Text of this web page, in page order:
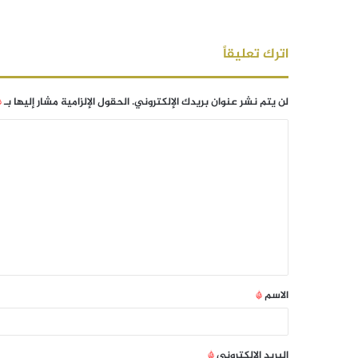
اترك تعليقاً
لن يتم نشر عنوان بريدك الإلكتروني.الحقول الإلزامية مشار إليها بـ
الاسم*